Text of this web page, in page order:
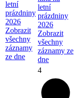
letní
prázdniny
2026
Zobrazit
všechny
záznamy
ze dne
letní
prázdniny
2026
Zobrazit
všechny
záznamy ze
dne
4